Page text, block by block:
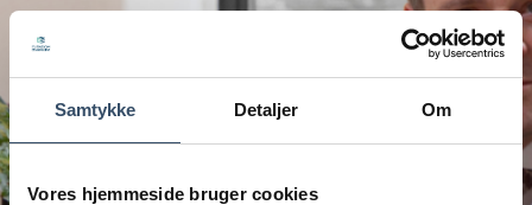
Samtykke Detaljer Om
Vores hjemmeside bruger cookies